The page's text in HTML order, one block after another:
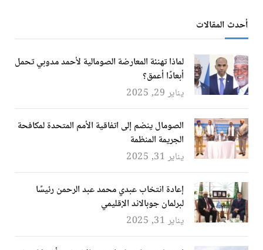
أحدث المقالات
لماذا تهنئة المعارضة الصومالية لأحمد مدوبي تحمل
أبعادًا أعمق؟
يناير 29, 2025
الصومال ينضم إلى اتفاقية الأمم المتحدة لمكافحة
الجريمة المنظمة
يناير 31, 2025
إعادة انتخاب عبدي محمد عبد الرحمن رئيسًا
لبرلمان جوبالاند الإقليمي
يناير 31, 2025